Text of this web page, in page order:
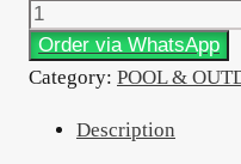
POOL
&
OUTDOOR
Order via WhatsApp
Category: POOL &
Description